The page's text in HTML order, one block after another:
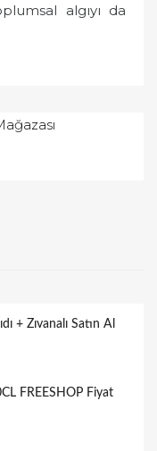
algıyı da
+ Zıvanalı Satın Al
FREESHOP Fiyat